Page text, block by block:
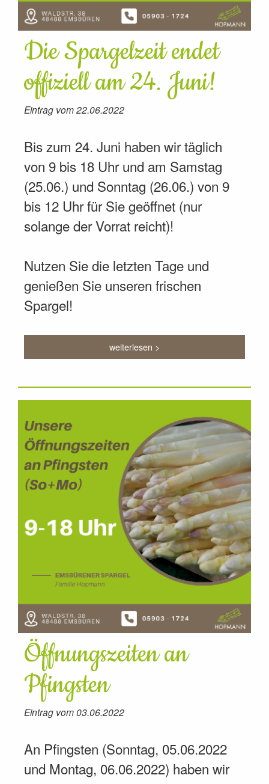
Die Spargelzeit endet
offiziell am 24. Juni!
Eintrag vom 22.06.2022
Bis zum 24. Juni haben wir täglich
von 9 bis 18 Uhr und am Samstag
(25.06.) und Sonntag (26.06.) von 9
bis 12 Uhr für Sie geöffnet (nur
solange der Vorrat reicht)!
Nutzen Sie die letzten Tage und
genießen Sie unseren frischen
Spargel!
weiterlesen >
Öffnungszeiten an
Pfingsten
Eintrag vom 03.06.2022
An Pfingsten (Sonntag, 05.06.2022
und Montag, 06.06.2022) haben wir